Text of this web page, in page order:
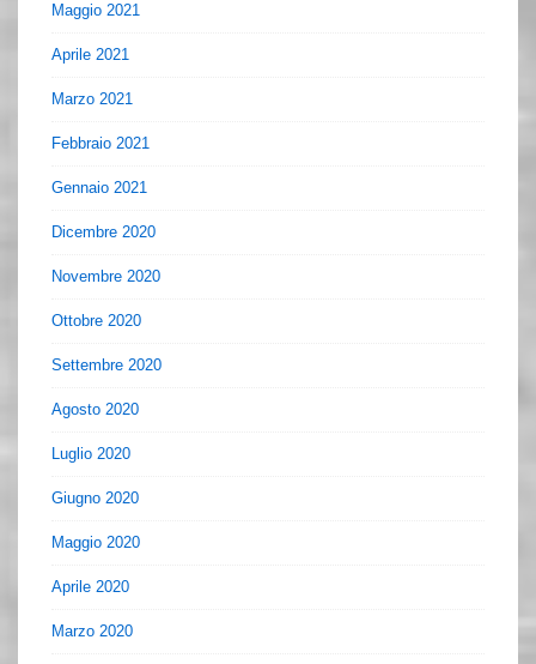
Maggio 2021
Aprile 2021
Marzo 2021
Febbraio 2021
Gennaio 2021
Dicembre 2020
Novembre 2020
Ottobre 2020
Settembre 2020
Agosto 2020
Luglio 2020
Giugno 2020
Maggio 2020
Aprile 2020
Marzo 2020